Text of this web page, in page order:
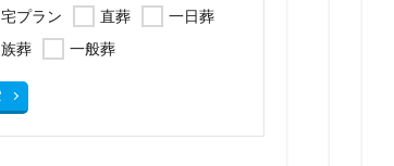
プラン 直葬
一日葬
葬
一般葬